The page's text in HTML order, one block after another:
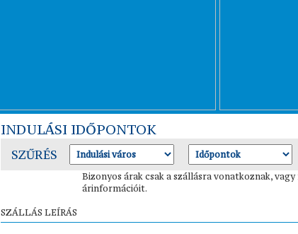
INDULÁSI IDŐPONTOK
SZŰRÉS
Bizonyos árak csak a szállásra vonatkoznak,
árinformációit.
SZÁLLÁS LEÍRÁS